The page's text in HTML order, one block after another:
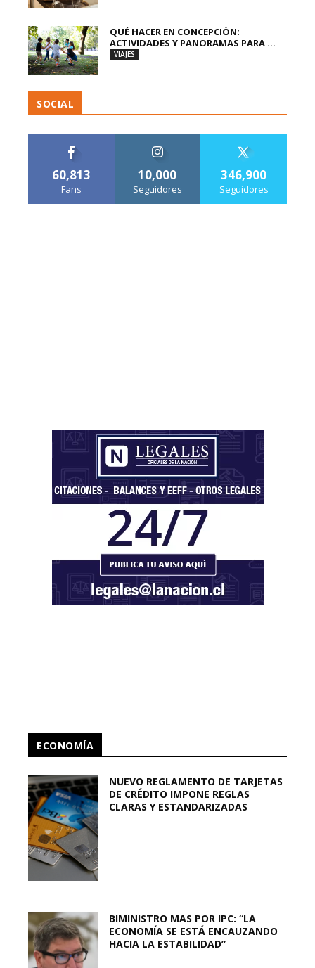
QUÉ HACER EN CONCEPCIÓN:
ACTIVIDADES Y PANORAMAS PARA ...
VIAJES
SOCIAL
60,813
Fans
10,000
Seguidores
346,900
Seguidores
ECONOMÍA
NUEVO REGLAMENTO DE TARJETAS
DE CRÉDITO IMPONE REGLAS
CLARAS Y ESTANDARIZADAS
BIMINISTRO MAS POR IPC: “LA
ECONOMÍA SE ESTÁ ENCAUZANDO
HACIA LA ESTABILIDAD”